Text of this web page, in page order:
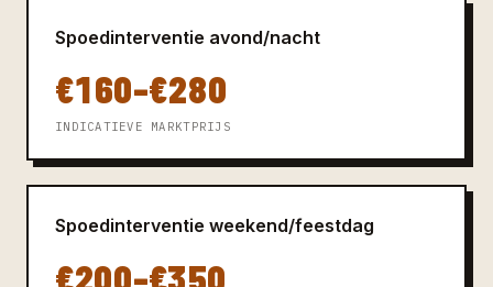
Spoedinterventie avond/nacht
€160–€280
INDICATIEVE MARKTPRIJS
Spoedinterventie weekend/feestdag
€200–€350